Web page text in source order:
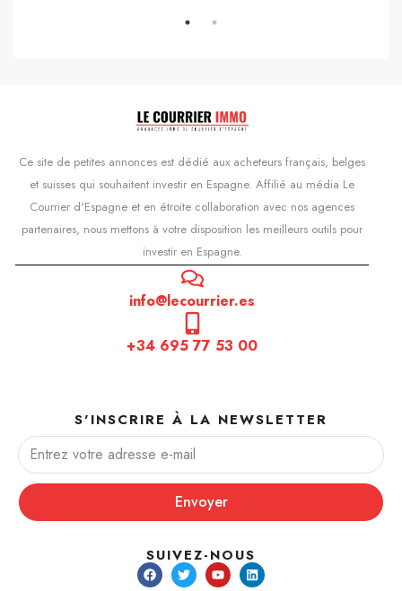
Ce site de petites annonces est dédié aux acheteurs français, belges
et suisses qui souhaitent investir en Espagne. Affilié au média Le
Courrier d'Espagne et en étroite collaboration avec nos agences
partenaires, nous mettons à votre disposition les meilleurs outils pour
investir en Espagne.
info@lecourrier.es
+34 695 77 53 00
S'INSCRIRE À LA NEWSLETTER
Envoyer
SUIVEZ-NOUS